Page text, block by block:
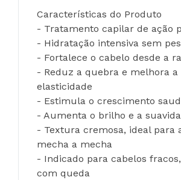
Características do Produto
- Tratamento capilar de ação
- Hidratação intensiva sem
- Fortalece o cabelo desde a
- Reduz a quebra e melhora a
elasticidade
- Estimula o crescimento
- Aumenta o brilho e a
- Textura cremosa, ideal para
mecha a mecha
- Indicado para cabelos
com queda